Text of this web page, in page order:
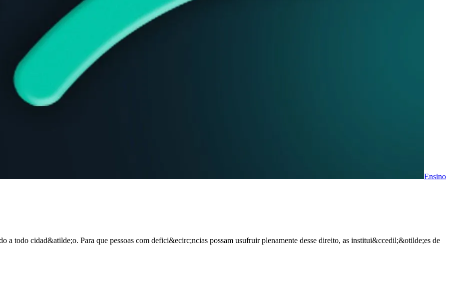
Ensino
todo cidad&atilde;o. Para que pessoas com defici&ecirc;ncias possam usufruir plenamente desse direito, as institui&ccedil;&otilde;es de